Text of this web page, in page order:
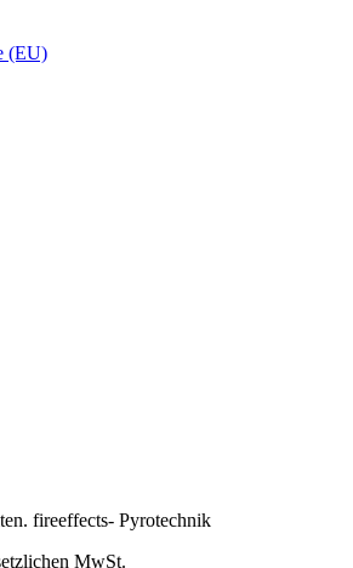
(EU)
fireeffects- Pyrotechnik
MwSt.